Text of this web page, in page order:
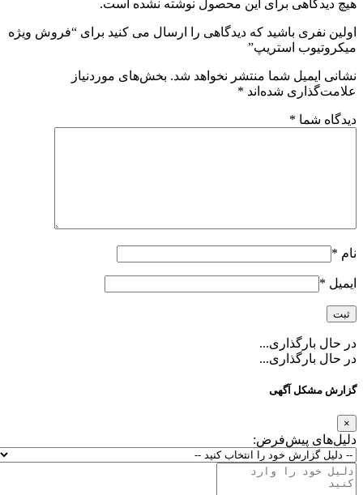
هیچ دیدگاهی برای این محصول نوشته نشده است.
اولین نفری باشید که دیدگاهی را ارسال می کنید برای “فروش ویژه
میکروتیوب استریپ”
نشانی ایمیل شما منتشر نخواهد شد. بخش‌های موردنیاز
علامت‌گذاری شده‌اند *
دیدگاه شما *
نام *
ایمیل *
در حال بارگذاری...
در حال بارگذاری...
گزارش مشکل آگهی
×
دلیل‌های پیش‌فرض: